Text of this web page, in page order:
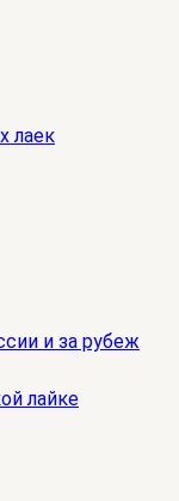
лаек
и за рубеж
лайке